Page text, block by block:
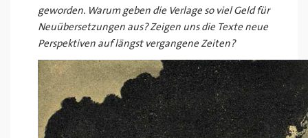
geworden. Warum geben die Verlage so viel Geld für
Neuübersetzungen aus? Zeigen uns die Texte neue
Perspektiven auf längst vergangene Zeiten?